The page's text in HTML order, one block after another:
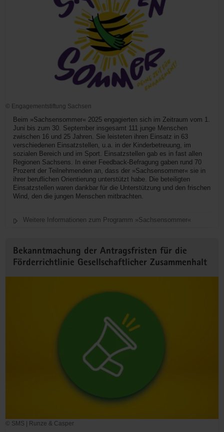
© Engagementstiftung Sachsen
Beim »Sachsensommer« 2025 engagierten sich im Zeitraum vom 1.
Juni bis zum 30. September insgesamt 111 junge Menschen
zwischen 16 und 25 Jahren. Sie leisteten ihren Einsatz in 63
verschiedenen Einsatzstellen, u.a. in der Kinderbetreuung, im
sozialen Bereich und im Sport. Einsatzstellen gab es in fast allen
Regionen Sachsens. In einer Feedback-Befragung gaben rund 70
Prozent der Teilnehmenden an, dass der »Sachsensommer« sie in
ihrer beruflichen Orientierung unterstützt habe. Die beteiligten
Einsatzstellen waren dankbar für die Unterstützung und den frischen
Wind, den die jungen Menschen mitbrachten.
Weitere Informationen zum Programm »Sachsensommer«
Bekanntmachung der Antragsfristen für die
Förderrichtlinie Gesellschaftlicher Zusammenhalt
© SMS | Runze & Casper